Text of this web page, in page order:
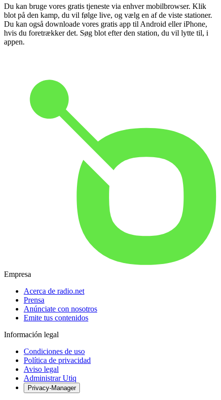
Du kan bruge vores gratis tjeneste via enhver mobilbrowser. Klik
blot på den kamp, du vil følge live, og vælg en af de viste stationer.
Du kan også downloade vores gratis app til Android eller iPhone,
hvis du foretrækker det. Søg blot efter den station, du vil lytte til, i
appen.
Empresa
Acerca de radio.net
Prensa
Anúnciate con nosotros
Emite tus contenidos
Información legal
Condiciones de uso
Política de privacidad
Aviso legal
Administrar Utiq
Privacy-Manager